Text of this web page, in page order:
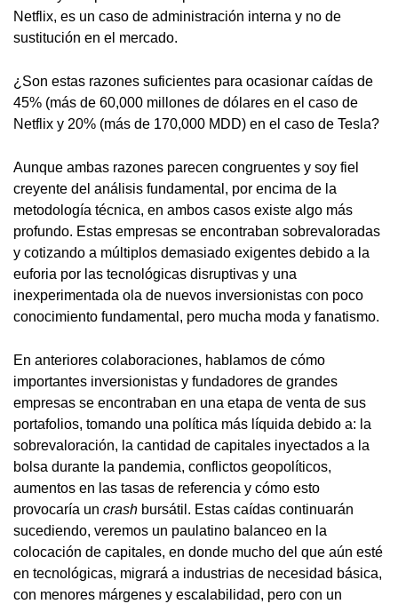
Netflix, es un caso de administración interna y no de
sustitución en el mercado.
¿Son estas razones suficientes para ocasionar caídas de
45% (más de 60,000 millones de dólares en el caso de
Netflix y 20% (más de 170,000 MDD) en el caso de Tesla?
Aunque ambas razones parecen congruentes y soy fiel
creyente del análisis fundamental, por encima de la
metodología técnica, en ambos casos existe algo más
profundo. Estas empresas se encontraban sobrevaloradas
y cotizando a múltiplos demasiado exigentes debido a la
euforia por las tecnológicas disruptivas y una
inexperimentada ola de nuevos inversionistas con poco
conocimiento fundamental, pero mucha moda y fanatismo.
En anteriores colaboraciones, hablamos de cómo
importantes inversionistas y fundadores de grandes
empresas se encontraban en una etapa de venta de sus
portafolios, tomando una política más líquida debido a: la
sobrevaloración, la cantidad de capitales inyectados a la
bolsa durante la pandemia, conflictos geopolíticos,
aumentos en las tasas de referencia y cómo esto
provocaría un crash bursátil. Estas caídas continuarán
sucediendo, veremos un paulatino balanceo en la
colocación de capitales, en donde mucho del que aún esté
en tecnológicas, migrará a industrias de necesidad básica,
con menores márgenes y escalabilidad, pero con un